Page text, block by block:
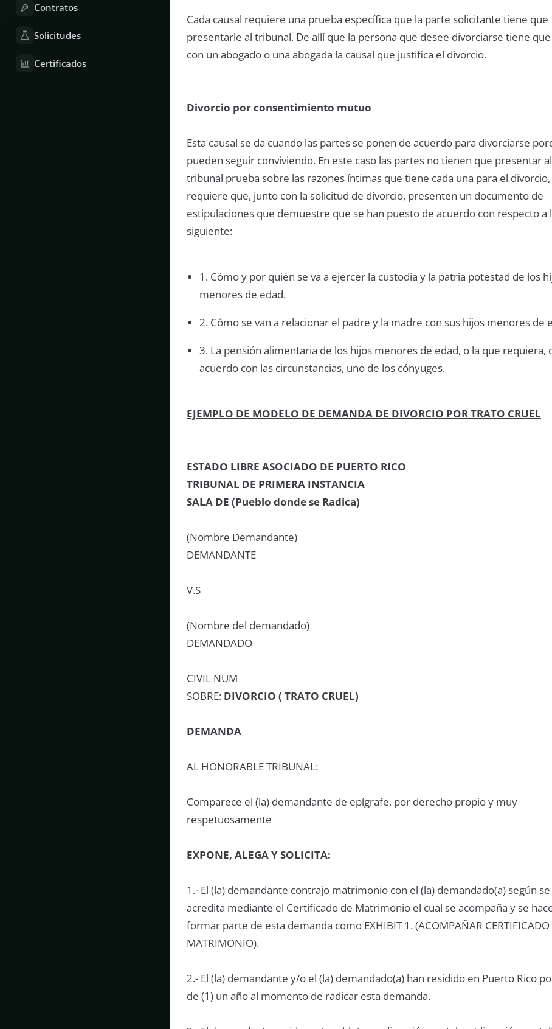
Contratos
Solicitudes
Certificados
Cada causal requiere una prueba específica que la parte solicitante tiene que
presentarle al tribunal. De allí que la persona que desee divorciarse tiene
con un abogado o una abogada la causal que justifica el divorcio.
Divorcio por consentimiento mutuo
Esta causal se da cuando las partes se ponen de acuerdo para divorciarse
pueden seguir conviviendo. En este caso las partes no tienen que presentar al
tribunal prueba sobre las razones íntimas que tiene cada una para el
requiere que, junto con la solicitud de divorcio, presenten un documento de
estipulaciones que demuestre que se han puesto de acuerdo con respecto a
siguiente:
1. Cómo y por quién se va a ejercer la custodia y la patria potestad de los
menores de edad.
2. Cómo se van a relacionar el padre y la madre con sus hijos menores de
3. La pensión alimentaria de los hijos menores de edad, o la que requiera,
acuerdo con las circunstancias, uno de los cónyuges.
EJEMPLO DE MODELO DE DEMANDA DE DIVORCIO POR TRATO CRUEL
ESTADO LIBRE ASOCIADO DE PUERTO RICO
TRIBUNAL DE PRIMERA INSTANCIA
SALA DE (Pueblo donde se Radica)
(Nombre Demandante)
DEMANDANTE
V.S
(Nombre del demandado)
DEMANDADO
CIVIL NUM
SOBRE: DIVORCIO ( TRATO CRUEL)
DEMANDA
AL HONORABLE TRIBUNAL:
Comparece el (la) demandante de epígrafe, por derecho propio y muy
respetuosamente
EXPONE, ALEGA Y SOLICITA:
1.- El (la) demandante contrajo matrimonio con el (la) demandado(a) según se
acredita mediante el Certificado de Matrimonio el cual se acompaña y se
formar parte de esta demanda como EXHIBIT 1. (ACOMPAÑAR CERTIFICADO
MATRIMONIO).
2.- El (la) demandante y/o el (la) demandado(a) han residido en Puerto Rico
de (1) un año al momento de radicar esta demanda.